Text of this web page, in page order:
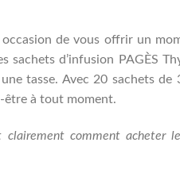
de vous offrir un
sachets d’infusion PAGÈS
tasse. Avec 20 sachets de
être à tout moment.
clairement comment acheter